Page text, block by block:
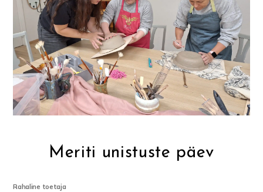
Meriti unistuste päev
Rahaline toetaja